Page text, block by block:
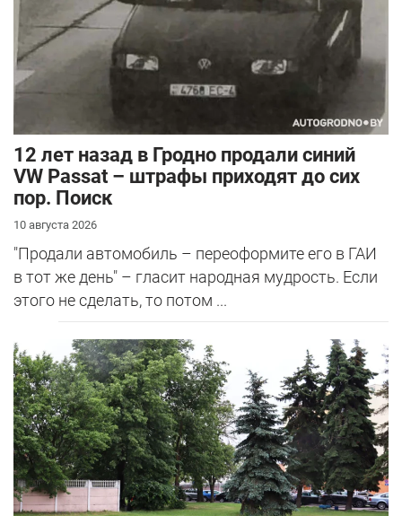
12 лет назад в Гродно продали синий
VW Passat – штрафы приходят до сих
пор. Поиск
10 августа 2026
"Продали автомобиль – переоформите его в ГАИ
в тот же день" – гласит народная мудрость. Если
этого не сделать, то потом ...